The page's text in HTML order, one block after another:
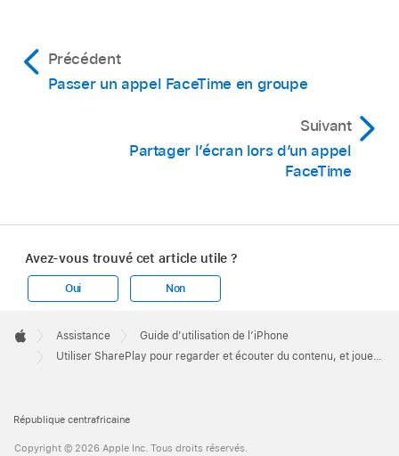
Précédent
Passer un appel FaceTime en groupe
Suivant
Partager l’écran lors d’un appel
FaceTime
Avez-vous trouvé cet article utile ?
Oui Non
Footer

Apple
Assistance
Guide d’utilisation de l’iPhone
Utiliser SharePlay pour regarder et écouter du contenu, et jouer à plusieurs dans FaceTime sur l’iPhone
République centrafricaine
Copyright © 2026 Apple Inc. Tous droits réservés.